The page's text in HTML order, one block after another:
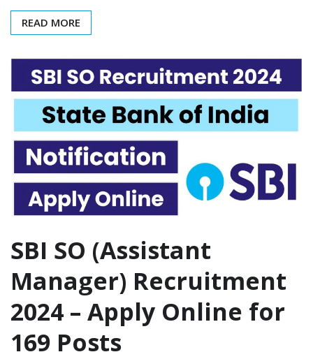
READ MORE
SBI SO (Assistant
Manager) Recruitment
2024 – Apply Online for
169 Posts